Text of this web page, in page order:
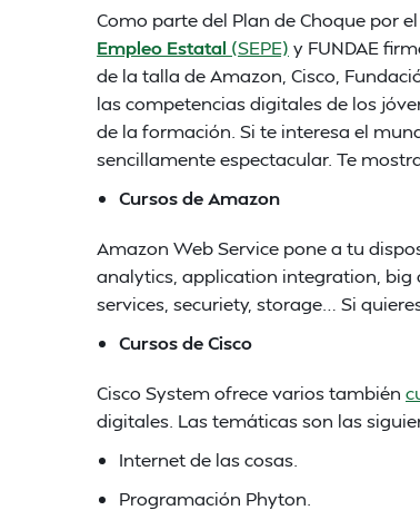
Como parte del Plan de Choque por
Empleo Estatal (SEPE) y FUNDAE
de la talla de Amazon, Cisco,
las competencias digitales de los
de la formación. Si te interesa el
sencillamente espectacular. Te
Cursos de Amazon
Amazon Web Service pone a tu
analytics, application integration, big
services, securiety, storage… Si
Cursos de Cisco
Cisco System ofrece varios también
digitales. Las temáticas son las
Internet de las cosas.
Programación Phyton.